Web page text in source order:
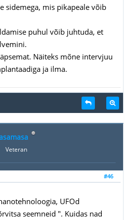
sidemega, mis pikapeale võib
puhul võib juhtuda, et
Näiteks mõne intervjuu
ja ilma.
Veteran
#46
UFOd
seemneid ". Kuidas nad